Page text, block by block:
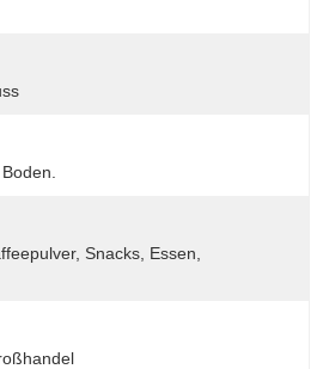
Snacks, Essen,